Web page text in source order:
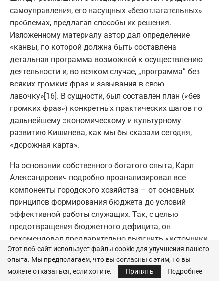
самоуправления, его насущных «безотлагательных»
проблемах, предлагал способы их решения.
Изложенному материалу автор дал определение
«канвы, по которой должна быть составлена
детальная программа возможной к осуществлению
деятельности и, во всяком случае, „программа” без
всяких громких фраз и зазывания в свою
лавочку»[16]. В сущности, был составлен план («без
громких фраз») конкретных практических шагов по
дальнейшему экономическому и культурному
развитию Кишинева, как мы бы сказали сегодня,
«дорожная карта».
На основании собственного богатого опыта, Карл
Александрович подробно проанализировал все
компоненты городского хозяйства – от основных
принципов формирования бюджета до условий
эффективной работы служащих. Так, с целью
предотвращения бюджетного дефицита, он
рекомендовал предварительно выяснить «источники
и размер доходов и расходов», а также
необходимость в кредитах, которые были разделены
им на три категории: текущие, длящиеся
Этот веб-сайт использует файлы cookie для улучшения вашего
опыта. Мы предполагаем, что вы согласны с этим, но вы
можете отказаться, если хотите.
Принять Подробнее